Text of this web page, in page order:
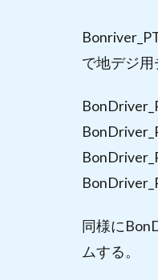
で地デジ用
同様に
ムする。